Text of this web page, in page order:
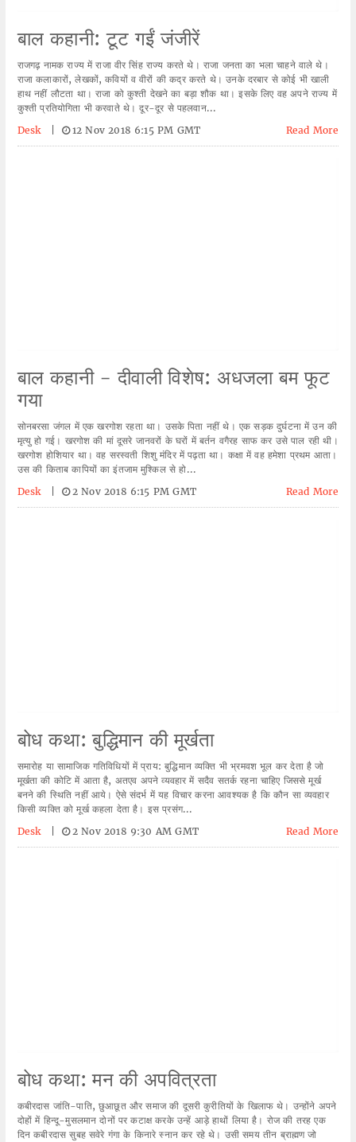
बाल कहानी: टूट गईं जंजीरें
राजगढ़ नामक राज्य में राजा वीर सिंह राज्य करते थे। राजा जनता का भला चाहने वाले थे।
राजा कलाकारों, लेखकों, कवियों व वीरों की कद्र करते थे। उनके दरबार से कोई भी खाली
हाथ नहीं लौटता था। राजा को कुश्ती देखने का बड़ा शौक था। इसके लिए वह अपने राज्य में
कुश्ती प्रतियोगिता भी करवाते थे। दूर-दूर से पहलवान...
Desk
12 Nov 2018 6:15 PM GMT Read More
बाल कहानी - दीवाली विशेष: अधजला बम फूट
गया
सोनबरसा जंगल में एक खरगोश रहता था। उसके पिता नहीं थे। एक सड़क दुर्घटना में उन की
मृत्यु हो गई। खरगोश की मां दूसरे जानवरों के घरों में बर्तन वगैरह साफ कर उसे पाल रही थी।
खरगोश होशियार था। वह सरस्वती शिशु मंदिर में पढ़ता था। कक्षा में वह हमेशा प्रथम आता।
उस की किताब कापियों का इंतजाम मुश्किल से हो...
Desk
2 Nov 2018 6:15 PM GMT Read More
बोध कथा: बुद्धिमान की मूर्खता
समारोह या सामाजिक गतिविधियों में प्राय: बुद्धिमान व्यक्ति भी भ्रमवश भूल कर देता है जो
मूर्खता की कोटि में आता है, अतएव अपने व्यवहार में सदैव सतर्क रहना चाहिए जिससे मूर्ख
बनने की स्थिति नहीं आये। ऐसे संदर्भ में यह विचार करना आवश्यक है कि कौन सा व्यवहार
किसी व्यक्ति को मूर्ख कहला देता है। इस प्रसंग...
Desk
2 Nov 2018 9:30 AM GMT Read More
बोध कथा: मन की अपवित्रता
कबीरदास जांति-पाति, छुआछूत और समाज की दूसरी कुरीतियों के खिलाफ थे। उन्होंने अपने
दोहों में हिन्दू-मुसलमान दोनों पर कटाक्ष करके उन्हें आड़े हाथों लिया है। रोज की तरह एक
दिन कबीरदास सुबह सवेरे गंगा के किनारे स्नान कर रहे थे। उसी समय तीन ब्राह्मण जो